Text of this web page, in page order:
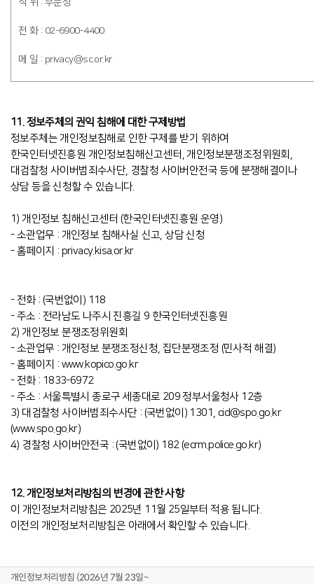
전 화 : 02-6900-4400
메 일 : privacy@sc.or.kr
11. 정보주체의 권익 침해에 대한 구제방법
정보주체는 개인정보침해로 인한 구제를 받기 위하여
한국인터넷진흥원 개인정보침해신고센터, 개인정보분쟁조정위원회,
대검찰청 사이버범죄수사단, 경찰청 사이버안전국 등에 분쟁해결이나
상담 등을 신청할 수 있습니다.
1) 개인정보 침해신고센터 (한국인터넷진흥원 운영)
- 소관업무 : 개인정보 침해사실 신고, 상담 신청
- 홈페이지 : privacy.kisa.or.kr
- 전화 : (국번없이) 118
- 주소 : 전라남도 나주시 진흥길 9 한국인터넷진흥원
2) 개인정보 분쟁조정위원회
- 소관업무 : 개인정보 분쟁조정신청, 집단분쟁조정 (민사적 해결)
- 홈페이지 : www.kopico.go.kr
- 전화 : 1833-6972
- 주소 : 서울특별시 종로구 세종대로 209 정부서울청사 12층
3) 대검찰청 사이버범죄수사단 : (국번없이) 1301, cid@spo.go.kr
(www.spo.go.kr)
4) 경찰청 사이버안전국 : (국번없이) 182 (ecrm.police.go.kr)
12. 개인정보처리방침의 변경에 관한 사항
이 개인정보처리방침은 2025년 11월 25일부터 적용 됩니다.
이전의 개인정보처리방침은 아래에서 확인할 수 있습니다.
개인정보처리방침 (2026년 7월 23일~